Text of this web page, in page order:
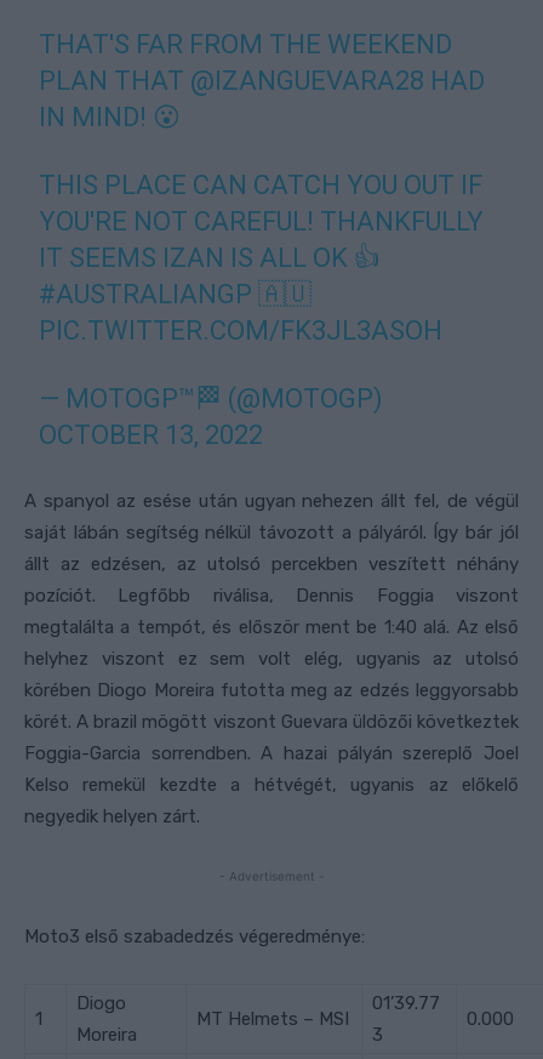
THAT'S FAR FROM THE WEEKEND
PLAN THAT @IZANGUEVARA28 HAD
IN MIND! 😮
THIS PLACE CAN CATCH YOU OUT IF
YOU'RE NOT CAREFUL! THANKFULLY
IT SEEMS IZAN IS ALL OK 👍
#AUSTRALIANGP 🇦🇺
PIC.TWITTER.COM/FK3JL3ASOH
— MOTOGP™🏁 (@MOTOGP)
OCTOBER 13, 2022
A spanyol az esése után ugyan nehezen állt fel, de végül
saját lábán segítség nélkül távozott a pályáról. Így bár jól
állt az edzésen, az utolsó percekben veszített néhány
pozíciót. Legfőbb riválisa, Dennis Foggia viszont
megtalálta a tempót, és először ment be 1:40 alá. Az első
helyhez viszont ez sem volt elég, ugyanis az utolsó
körében Diogo Moreira futotta meg az edzés leggyorsabb
körét. A brazil mögött viszont Guevara üldözői következtek
Foggia-Garcia sorrendben. A hazai pályán szereplő Joel
Kelso remekül kezdte a hétvégét, ugyanis az előkelő
negyedik helyen zárt.
- Advertisement -
Moto3 első szabadedzés végeredménye:
1
Diogo
Moreira
MT Helmets – MSI
01’39.77
3
0.000